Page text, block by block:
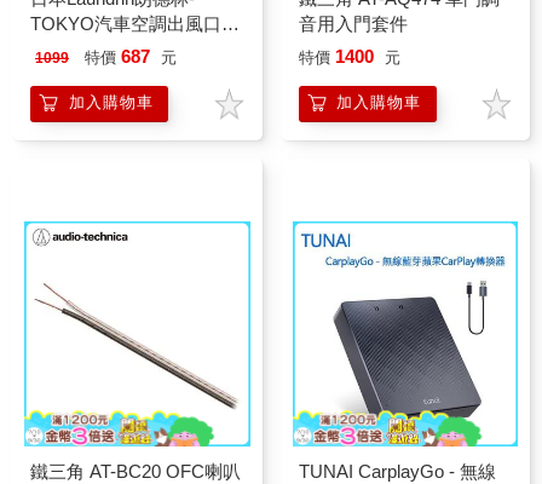
TOKYO汽車空調出風口專
用夾式消臭芳香劑1入/袋
香氛環/淨化車內異味食物
味/持久馨香約30天)
1099 特價 687 元
加入購物車
音用入門套件
特價 1400 元
加入購物車
鐵三角 AT-BC20 OFC喇叭
TUNAI CarplayGo - 無線